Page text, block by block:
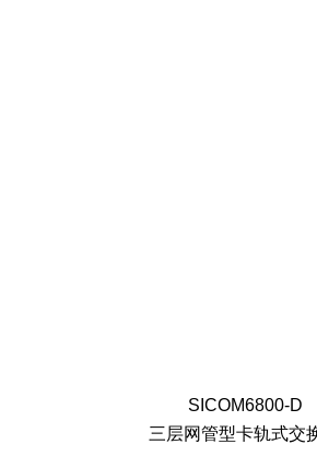
SICOM6800-D
三层网管型卡轨式交